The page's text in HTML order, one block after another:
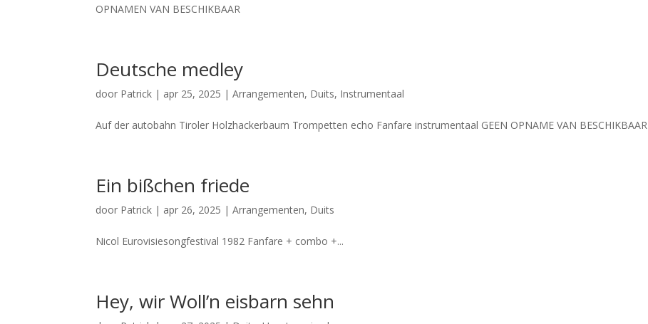
OPNAMEN VAN BESCHIKBAAR
Deutsche medley
door Patrick | apr 25, 2025 |Arrangementen, Duits, Instrumentaal
Auf der autobahn Tiroler Holzhackerbaum Trompetten echo Fanfare instrumentaal GEEN OPNAME VAN BESCHIKBAAR
Ein bißchen friede
door Patrick | apr 26, 2025 |Arrangementen, Duits
Nicol Eurovisiesongfestival 1982 Fanfare + combo +...
Hey, wir Woll’n eisbarn sehn